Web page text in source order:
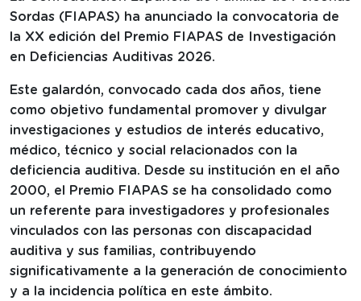
Sordas (FIAPAS) ha anunciado la convocatoria de
la XX edición del Premio FIAPAS de Investigación
en Deficiencias Auditivas 2026.
Este galardón, convocado cada dos años, tiene
como objetivo fundamental promover y divulgar
investigaciones y estudios de interés educativo,
médico, técnico y social relacionados con la
deficiencia auditiva. Desde su institución en el año
2000, el Premio FIAPAS se ha consolidado como
un referente para investigadores y profesionales
vinculados con las personas con discapacidad
auditiva y sus familias, contribuyendo
significativamente a la generación de conocimiento
y a la incidencia política en este ámbito.